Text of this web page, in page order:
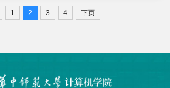
1 2 3 4 下页